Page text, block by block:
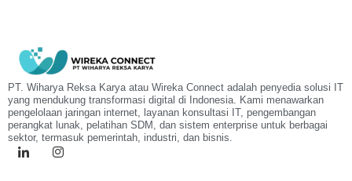
PT. Wiharya Reksa Karya atau Wireka Connect adalah penyedia solusi IT
yang mendukung transformasi digital di Indonesia. Kami menawarkan
pengelolaan jaringan internet, layanan konsultasi IT, pengembangan
perangkat lunak, pelatihan SDM, dan sistem enterprise untuk berbagai
sektor, termasuk pemerintah, industri, dan bisnis.